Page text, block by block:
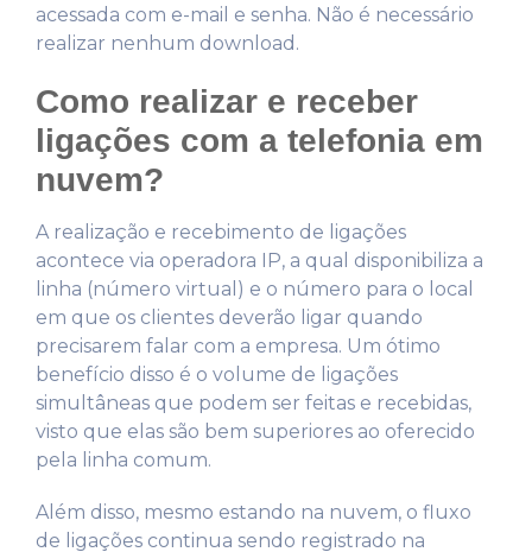
acessada com e-mail e senha. Não é necessário
realizar nenhum download.
Como realizar e receber
ligações com a telefonia em
nuvem?
A realização e recebimento de ligações
acontece via operadora IP, a qual disponibiliza a
linha (número virtual) e o número para o local
em que os clientes deverão ligar quando
precisarem falar com a empresa. Um ótimo
benefício disso é o volume de ligações
simultâneas que podem ser feitas e recebidas,
visto que elas são bem superiores ao oferecido
pela linha comum.
Além disso, mesmo estando na nuvem, o fluxo
de ligações continua sendo registrado na